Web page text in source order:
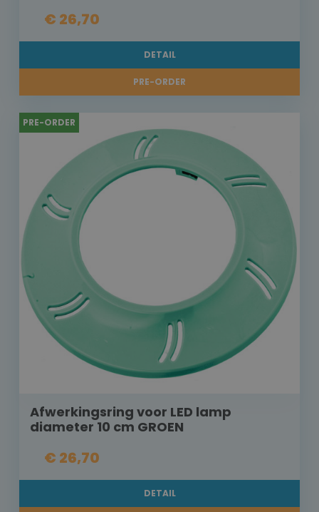
€ 26,70
DETAIL
PRE-ORDER
PRE-ORDER
Afwerkingsring voor LED lamp
diameter 10 cm GROEN
€ 26,70
DETAIL